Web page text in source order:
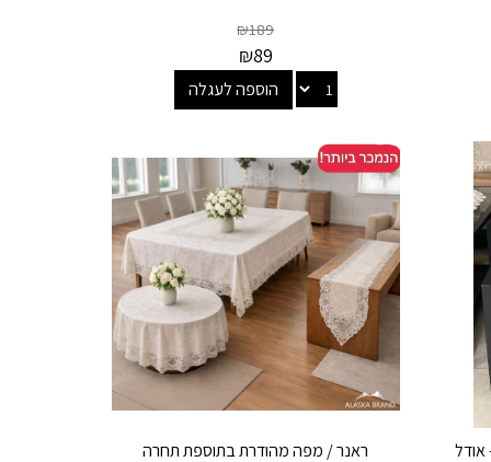
₪189
₪89
הוספה לעגלה
ראנר / מפה מהודרת בתוספת תחרה